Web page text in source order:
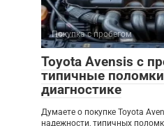
Покупка с пробегом
Toyota Avensis с
типичные
диагностике
Думаете о покупке Toyota
надежности, типичных